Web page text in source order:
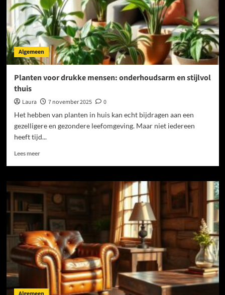
Algemeen
Planten voor drukke mensen: onderhoudsarm en stijlvol
thuis
Laura 7 november 2025
0
Het hebben van planten in huis kan echt bijdragen aan een
gezelligere en gezondere leefomgeving. Maar niet iedereen
heeft tijd...
Lees meerLees
Planten
drukke
mensen:
onderhoudsarm
en
stijlvol
thuis